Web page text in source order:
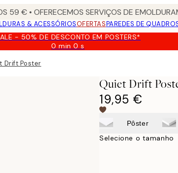
59 € • OFERECEMOS SERVIÇOS DE
& ACESSÓRIOSOFERTASPAREDES DE
- 50% DE DESCONTO EM POSTERS*
0 min0 s
Válido
Drift Poster
Quiet Drift
19,95 €
Pôster
Selecione o tamanho